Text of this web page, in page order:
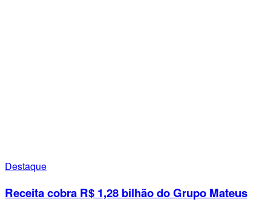
Destaque
Receita cobra R$ 1,28 bilhão do Grupo Mateus